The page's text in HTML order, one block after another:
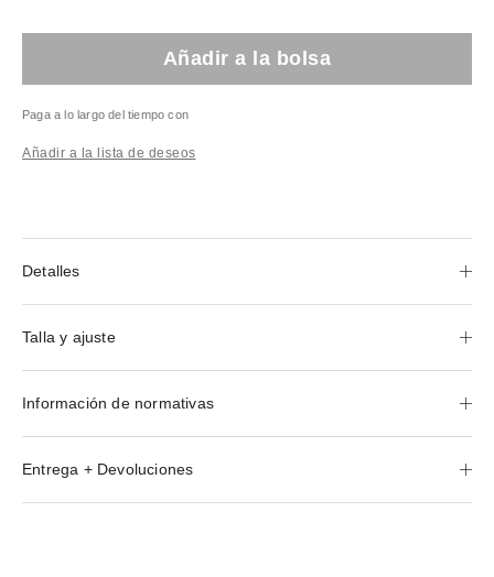
Añadir a la bolsa
Paga a lo largo del tiempo con
Añadir a la lista de deseos
Detalles
Talla y ajuste
Información de normativas
Entrega + Devoluciones